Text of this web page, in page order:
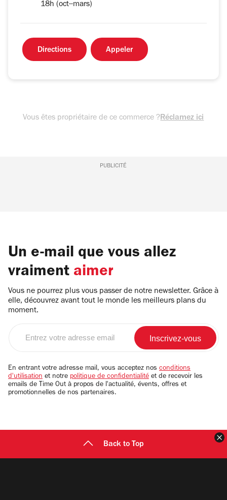
18h (oct--mars)
Directions Appeler
Vous êtes propriétaire de ce commerce ?Réclamez ici
PUBLICITÉ
Un e-mail que vous allez
vraiment aimer
Vous ne pourrez plus vous passer de notre newsletter. Grâce à
elle, découvrez avant tout le monde les meilleurs plans du
moment.
email
En entrant votre adresse mail, vous acceptez nos conditions
d'utilisation et notre politique de confidentialité et de recevoir les
emails de Time Out à propos de l'actualité, évents, offres et
promotionnelles de nos partenaires.
Back to Top